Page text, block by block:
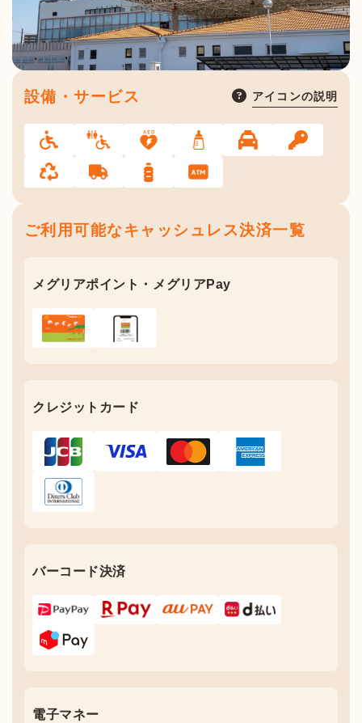
設備・サービス アイコンの説明
ご利用可能なキャッシュレス決済一覧
メグリアポイント・メグリアPay
クレジットカード
バーコード決済
電子マネー